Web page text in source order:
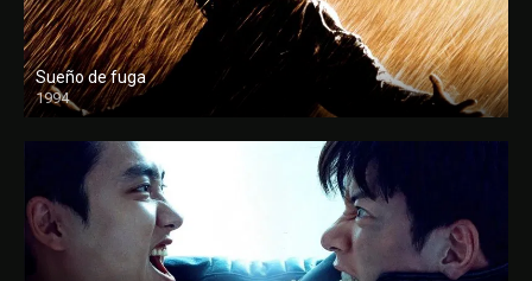
Sueño de fuga
1994
FULL HD